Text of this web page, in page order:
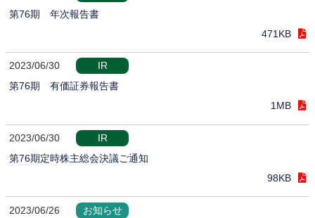
第76期 年次報告書
471KB
2023/06/30
IR
第76期 有価証券報告書
1MB
2023/06/30
IR
第76期定時株主総会決議ご通知
98KB
2023/06/26
お知らせ